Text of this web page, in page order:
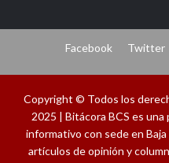
Facebook Twitter
Copyright © Todos los
2025 | Bitácora BCS es
informativo con sede en
artículos de opinión y